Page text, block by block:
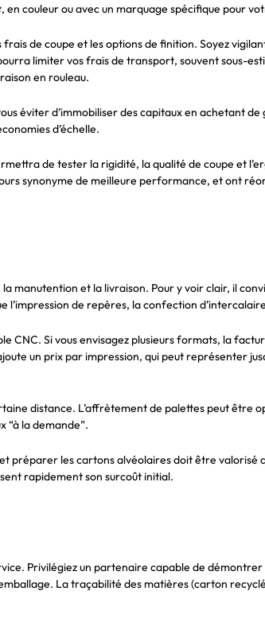
en couleur ou avec un marquage spécifique pour
de coupe et les options de finition. Soyez
limiter vos frais de transport, souvent sous-
en rouleau.
éviter d’immobiliser des capitaux en achetant de
d’échelle.
de tester la rigidité, la qualité de coupe et
synonyme de meilleure performance, et ont
manutention et la livraison. Pour y voir clair, il
de repères, la confection
CNC. Si vous envisagez plusieurs formats, la
un prix par impression, qui peut représenter
distance. L’affrètement de palettes peut être
“à la demande”.
préparer les cartons alvéolaires doit être valorisé
rapidement son surcoût initial.
Privilégiez un partenaire capable de
La traçabilité des matières (carton